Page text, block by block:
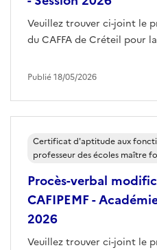
Veuillez trouver ci-joint le
du CAFFA de Créteil pour
Publié 18/05/2026
Procès-verbal
CAFIPEMF -
2026
Veuillez trouver ci-joint le
Certificat d'aptitude aux
professeur des écoles maître